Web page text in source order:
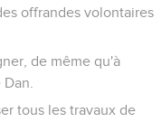
offrandes volontaires
de même qu'à
tous les travaux de